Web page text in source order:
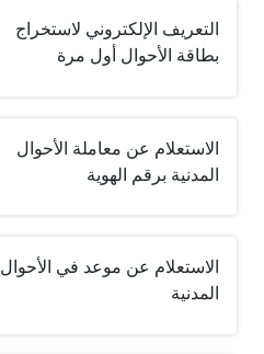
التعريف الإلكتروني لاستخراج
بطاقة الأحوال أول مرة
الاستعلام عن معاملة الأحوال
المدنية برقم الهوية
الاستعلام عن موعد في الأحوال
المدنية